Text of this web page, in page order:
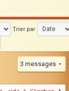
Trier par
3 messages •